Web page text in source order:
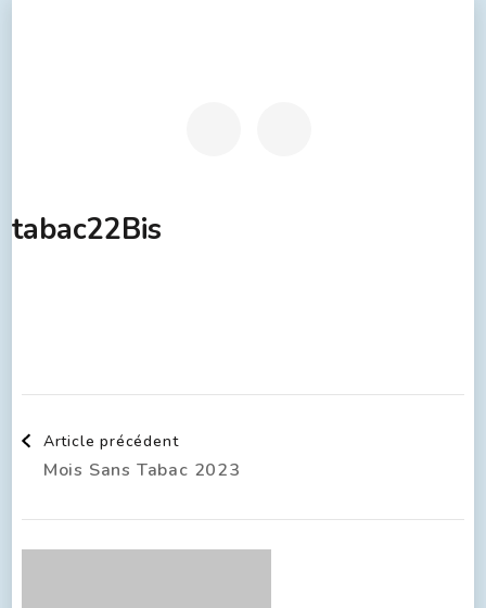
tabac22Bis
Article précédent
Mois Sans Tabac 2023